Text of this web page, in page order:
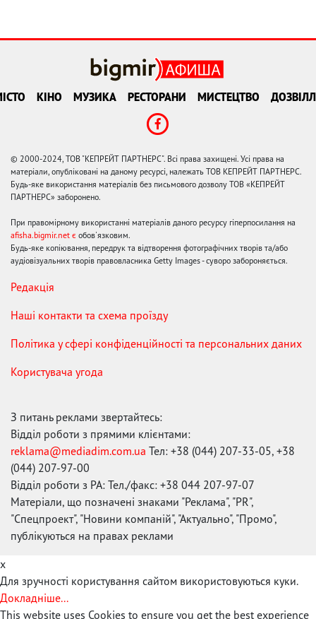
КІНО МУЗИКА РЕСТОРАНИ МИСТЕЦТВО
© 2000-2024, ТОВ "КЕПРЕЙТ ПАРТНЕРС". Всі права захищені. Усі права на
матеріали, опубліковані на даному ресурсі, належать ТОВ КЕПРЕЙТ ПАРТНЕРС.
Будь-яке використання матеріалів без письмового дозволу ТОВ «КЕПРЕЙТ
ПАРТНЕРС» заборонено.
При правомірному використанні матеріалів даного ресурсу гіперпосилання на
afisha.bigmir.net є обов'язковим.
Будь-яке копіювання, передрук та відтворення фотографічних творів та/або
аудіовізуальних творів правовласника Getty Images - суворо забороняється.
Редакція
Наші контакти та схема проїзду
Політика у сфері конфіденційності та персональних даних
Користувача угода
З питань реклами звертайтесь:
Відділ роботи з прямими клієнтами:
reklama@mediadim.com.ua Тел: +38 (044) 207-33-05, +38
(044) 207-97-00
Відділ роботи з РА: Тел./факс: +38 044 207-97-07
Матеріали, що позначені знаками "Реклама", "PR",
"Спецпроект", "Новини компаній", "Актуально", "Промо",
публікуються на правах реклами
x
Для зручності користування сайтом використовуються куки.
Докладніше...
This website uses Cookies to ensure you get the best experience